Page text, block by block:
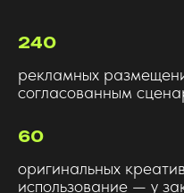
240
рекламных
согласованным
60
оригинальных
использование — у